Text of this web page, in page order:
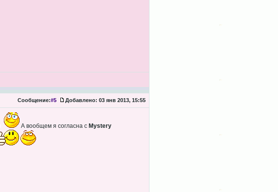
Сообщение:#5 Добавлено: 03 янв 2013, 15:55
А вообщем я согласна с Mystery